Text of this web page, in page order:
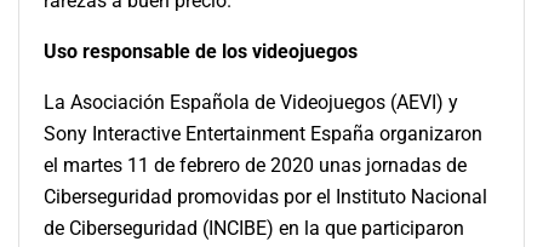
Uso responsable de los videojuegos
La Asociación Española de Videojuegos (AEVI) y
Sony Interactive Entertainment España organizaron
el martes 11 de febrero de 2020 unas jornadas de
Ciberseguridad promovidas por el Instituto Nacional
de Ciberseguridad (INCIBE) en la que participaron